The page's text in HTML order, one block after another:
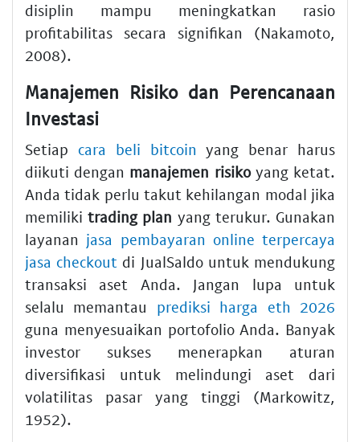
disiplin mampu meningkatkan rasio
profitabilitas secara signifikan (Nakamoto,
2008).
Manajemen Risiko dan Perencanaan
Investasi
Setiap cara beli bitcoin yang benar harus
diikuti dengan manajemen risikoyang ketat.
Anda tidak perlu takut kehilangan modal jika
memilikitrading plan yang terukur. Gunakan
layanan jasa pembayaran online terpercaya
jasa checkout di JualSaldo untuk mendukung
transaksi aset Anda. Jangan lupa untuk
selalu memantau prediksi harga eth 2026
guna menyesuaikan portofolio Anda. Banyak
investor sukses menerapkan aturan
diversifikasi untuk melindungi aset dari
volatilitas pasar yang tinggi (Markowitz,
1952).